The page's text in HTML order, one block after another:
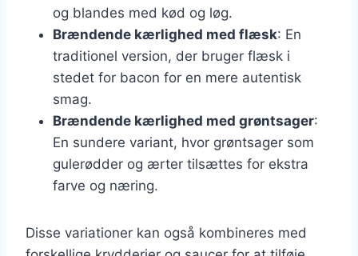
og blandes med kød og løg.
Brændende kærlighed med flæsk: En
traditionel version, der bruger flæsk i
stedet for bacon for en mere autentisk
smag.
Brændende kærlighed med grøntsager:
En sundere variant, hvor grøntsager som
gulerødder og ærter tilsættes for ekstra
farve og næring.
Disse variationer kan også kombineres med